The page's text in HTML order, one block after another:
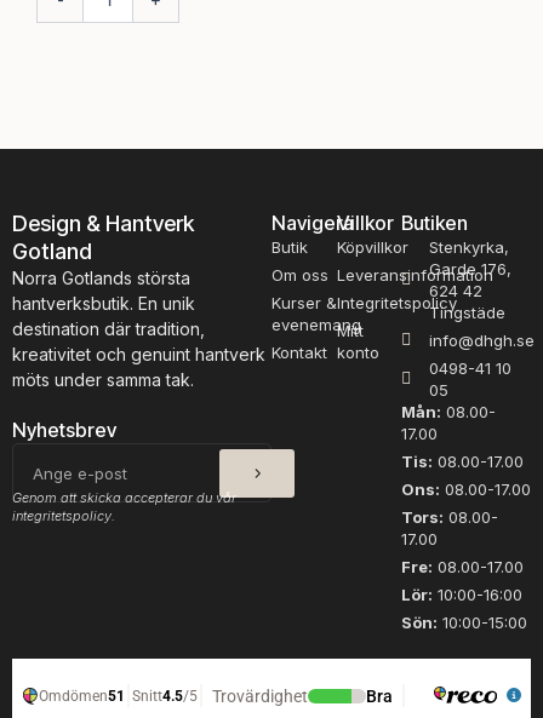
i
A
l
p
a
c
k
a
r
m
ä
n
r
o
r
n
g
Design & Hantverk
Gotland
Norra Gotlands största
hantverksbutik. En unik
destination där tradition,
kreativitet och genuint hantverk
möts under samma tak.
Nyhetsbrev
post
SKICKA
Genom att skicka accepterar du vår
integritetspolicy.
Navigera
Butik
Om oss
Kurser &
evenemang
Kontakt
Villkor
Köpvillkor
Leveransinformation
Integritetspolicy
Mitt
konto
Butiken
Stenkyrka,
Garde 176,
624 42
Tingstäde
info@dhgh.se
0498-41 10
05
Mån: 08.00-
17.00
Tis: 08.00-17.00
Ons: 08.00-17.00
Tors: 08.00-
17.00
Fre: 08.00-17.00
Lör: 10:00-16:00
Sön: 10:00-15:00